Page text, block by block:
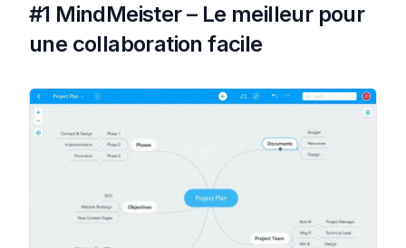
#1 MindMeister – Le meilleur pour
une collaboration facile